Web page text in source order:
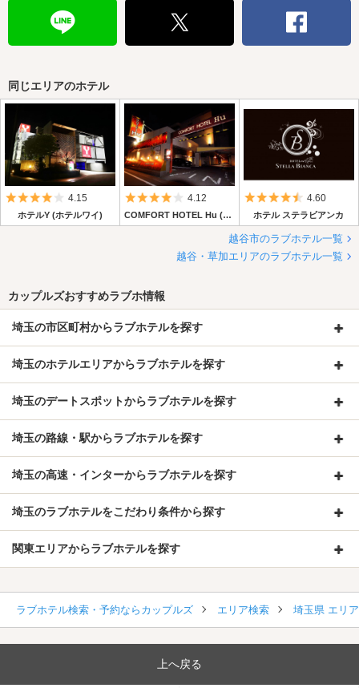
同じエリアのホテル
5つ星のうち4
4.15
ホテルY (ホテルワイ)
5つ星のうち4
4.12
COMFORT HOTEL Hu (コンフォートホテル フウ)
5つ星のうち
4.60
ホテル ステラビアンカ
越谷市のラブホテル一覧
越谷・草加エリアのラブホテル一覧
カップルズおすすめラブホ情報
埼玉の市区町村からラブホテルを探す
埼玉のホテルエリアからラブホテルを探す
埼玉のデートスポットからラブホテルを探す
埼玉の路線・駅からラブホテルを探す
埼玉の高速・インターからラブホテルを探す
埼玉のラブホテルをこだわり条件から探す
関東エリアからラブホテルを探す
ラブホテル検索・予約ならカップルズ エリア検索 埼玉県 エリ
上へ戻る